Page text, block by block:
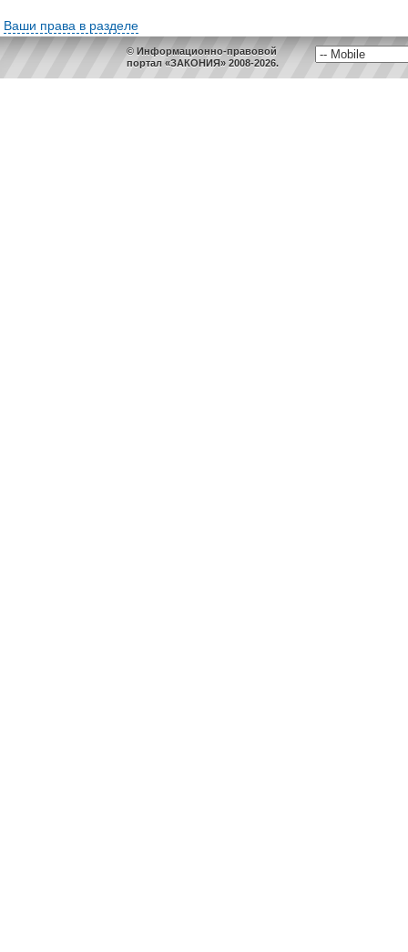
Ваши права в разделе
© Информационно-правовой
портал «ЗАКОНИЯ» 2008-2026.